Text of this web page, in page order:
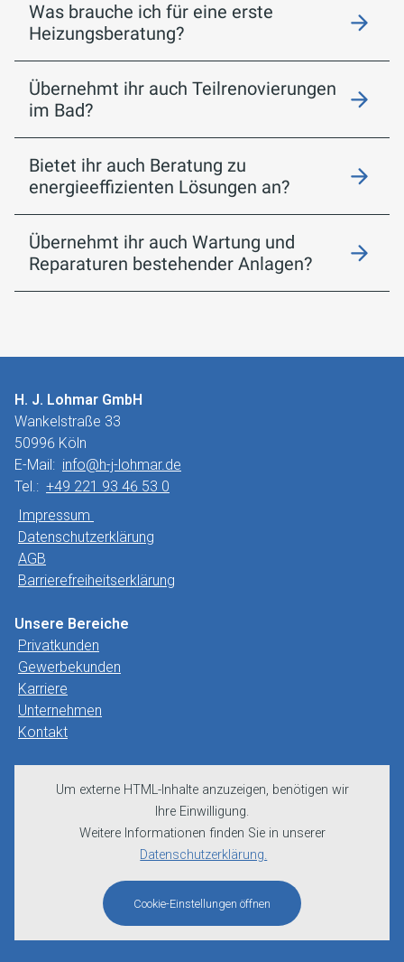
Was brauche ich für eine erste
Heizungsberatung?
Übernehmt ihr auch Teilrenovierungen
im Bad?
Bietet ihr auch Beratung zu
energieeffizienten Lösungen an?
Übernehmt ihr auch Wartung und
Reparaturen bestehender Anlagen?
H. J. Lohmar GmbH
Wankelstraße 33
50996 Köln
E-Mail: info@h-j-lohmar.de
Tel.: +49 221 93 46 53 0
Impressum
Datenschutzerklärung
AGB
Barrierefreiheitserklärung
Unsere Bereiche
Privatkunden
Gewerbekunden
Karriere
Unternehmen
Kontakt
Um externe HTML-Inhalte anzuzeigen, benötigen wir
Ihre Einwilligung.
Weitere Informationen finden Sie in unserer
Datenschutzerklärung.
Cookie-Einstellungen öffnen